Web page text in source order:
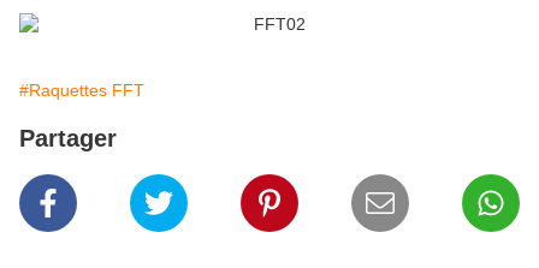
#Raquettes FFT
Partager